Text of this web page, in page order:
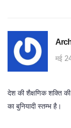
मई
देश की शैक्षणिक शक्ति
का बुनियादी स्तम्भ है।